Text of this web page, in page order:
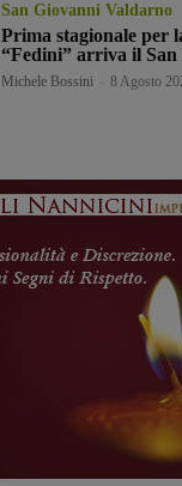
San Giovanni Valdarno
Prima stagionale per
“Fedini” arriva il
Michele Bossini 8 Agosto